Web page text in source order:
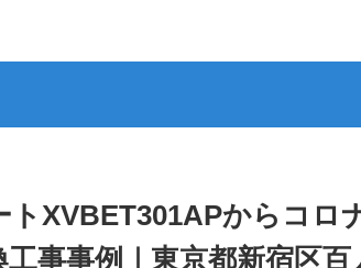
XVBET301APからコロ
事事例｜東京都新宿区